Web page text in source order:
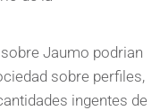
Jaumo podrian
sobre perfiles,
ingentes de